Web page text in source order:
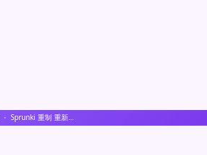
Sprunki 重制 重新设计